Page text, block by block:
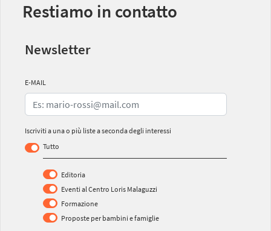
Restiamo in contatto
Newsletter
E-MAIL
Iscriviti a una o più liste a seconda degli interessi
Tutto
Editoria
Eventi al Centro Loris Malaguzzi
Formazione
Proposte per bambini e famiglie